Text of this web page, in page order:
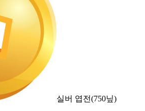
실버 엽전(750닢)